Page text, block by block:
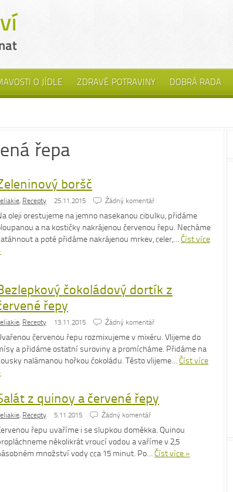
O JÍDLE ZDRAVÉ POTRAVINY DOBRÁ RADA
řepa
boršč
, Recepty 25.11.2015 Źádný komentář
oleji orestujeme na jemno nasekanou cibulku, přidáme
a na kostičky nakrájenou červenou řepu. Necháme
a poté přidáme nakrájenou mrkev, celer,…Číst více
čokoládový dortík z
řepy
, Recepty 13.11.2015 Źádný komentář
červenou řepu rozmixujeme v mixéru. Vlijeme do
a přidáme ostatní suroviny a promícháme. Přidáme na
nalámanou hořkou čokoládu. Těsto vlijeme…Číst více
z quinoy a červené řepy
, Recepty 5.11.2015 Źádný komentář
řepu uvaříme i se slupkou doměkka. Quinou
několikrát vroucí vodou a vaříme v 2,5
množství vody cca 15 minut. Po…Číst více »
Nedaří se vám zhubnout? Trpíte často
zácpou a potřebujete si upravit zažívání?
Na tyto a mnohé další problémy existuje
osvědčená rada – zvyšte příjem vlákniny.